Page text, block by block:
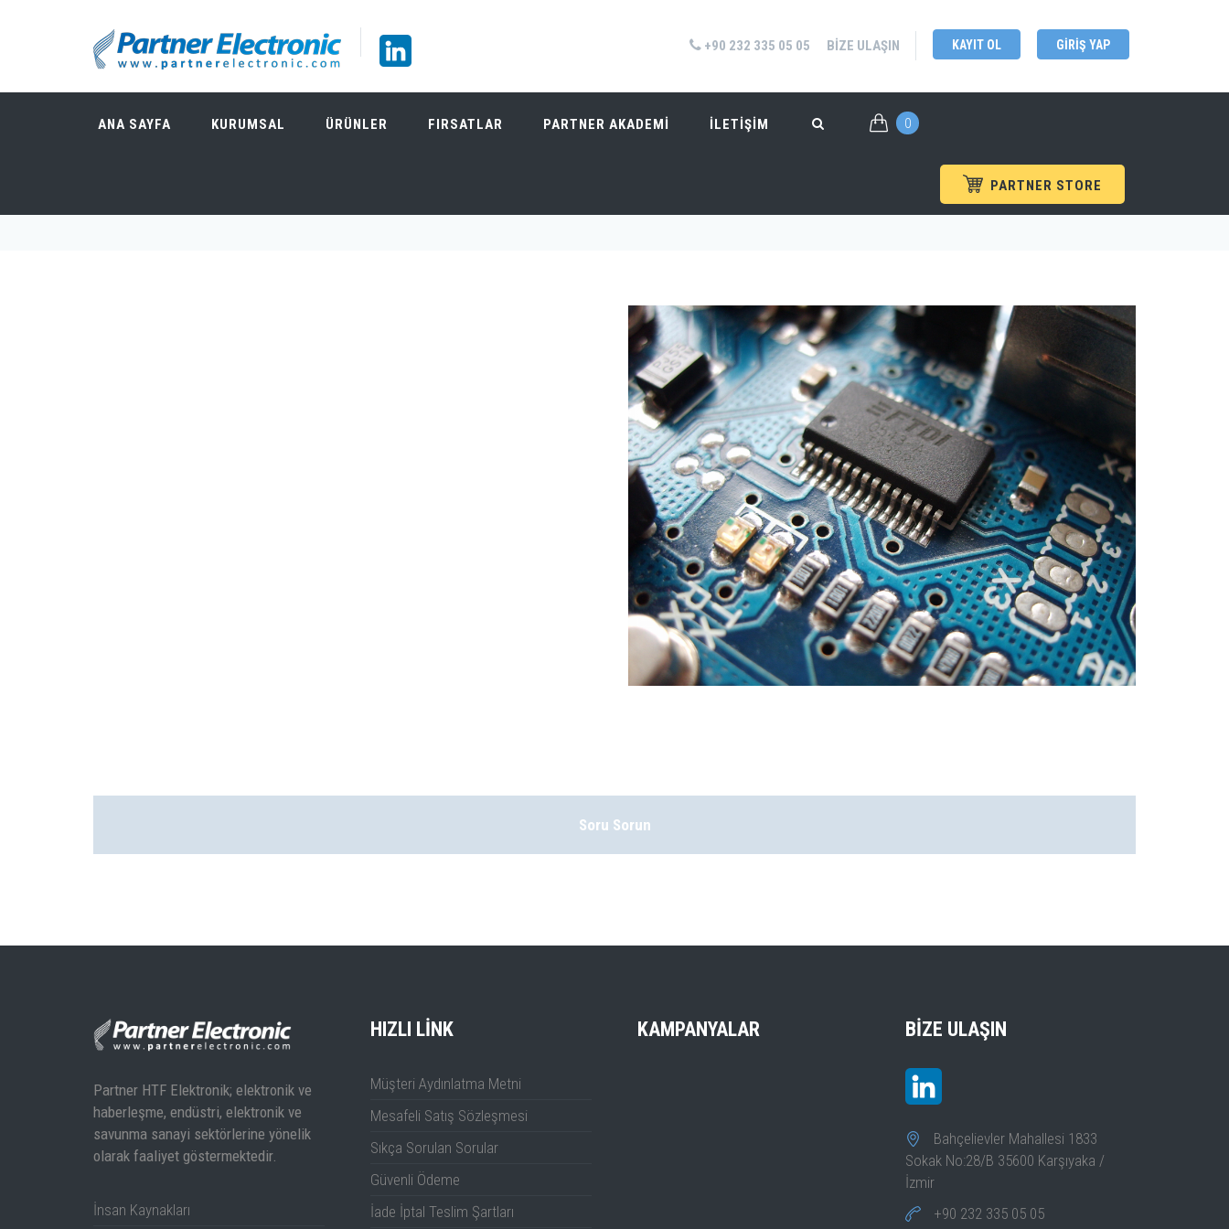
+90 232 335 05 05 BIZE ULAŞIN KAYIT OL GIRIŞ YAP
ANA SAYFA KURUMSAL ÜRÜNLER FIRSATLAR PARTNER AKADEMİ İLETİŞİM 0
PARTNER STORE
Anasayfa / Sektörler
Soru Sorun
Partner HTF Elektronik; elektronik ve
haberleşme, endüstri, elektronik ve
savunma sanayi sektörlerine yönelik
olarak faaliyet göstermektedir.
İnsan Kaynakları
HIZLI LINK
Müşteri Aydınlatma Metni
Mesafeli Satış Sözleşmesi
Sıkça Sorulan Sorular
Güvenli Ödeme
İade İptal Teslim Şartları
KAMPANYALAR BIZE ULAŞIN
Bahçelievler Mahallesi 1833
Sokak No:28/B 35600 Karşıyaka /
İzmir
+90 232 335 05 05